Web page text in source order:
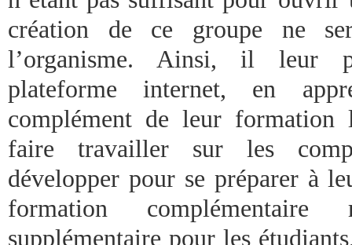
création de ce groupe ne
l’organisme. Ainsi, il leur
plateforme internet, en
complément de leur
faire travailler sur les
développer pour se préparer à
formation
supplémentaire pour les